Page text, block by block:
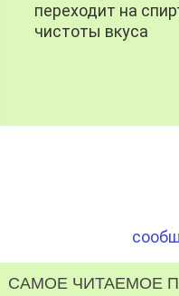
переходит на
чистоты вкуса
САМОЕ ЧИТАЕМОЕ